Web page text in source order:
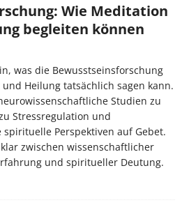
Wie Meditation
begleiten können
was die Bewusstseinsforschung
Heilung tatsächlich sagen kann.
Studien zu
Stressregulation und
spirituelle Perspektiven auf Gebet.
zwischen wissenschaftlicher
und spiritueller Deutung.